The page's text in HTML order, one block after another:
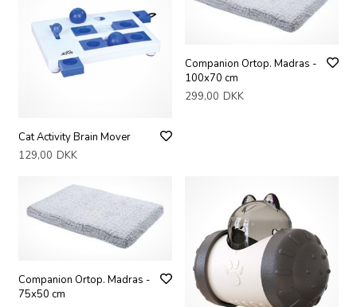
Cat Activity Brain Mover
129,00 DKK
Companion Ortop. Madras -
100x70 cm
299,00 DKK
Companion Ortop. Madras -
75x50 cm